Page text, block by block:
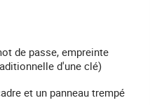
de passe, empreinte
d'une clé)
et un panneau trempé